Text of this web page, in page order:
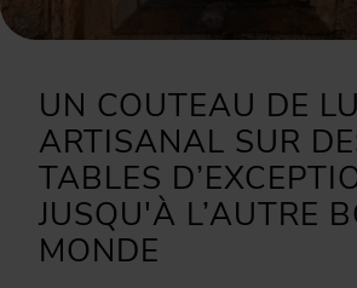
UN COUTEAU DE
ARTISANAL SUR
TABLES
JUSQU'À L’AUTRE
MONDE